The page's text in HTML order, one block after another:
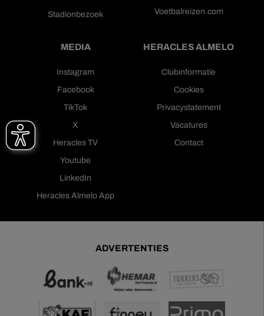
Stadionbezoek
Voetbalreizen.com
MEDIA
Instagram
Facebook
TikTok
X
Heracles TV
Youtube
LinkedIn
Heracles Almelo App
HERACLES ALMELO
Clubinformatie
Cookies
Privacystatement
Vacatures
Contact
ADVERTENTIES